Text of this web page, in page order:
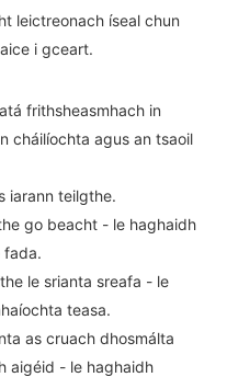
leictreonach íseal chun
i gceart.
frithsheasmhach in
cháilíochta agus an tsaoil
iarann ​​teilgthe.
go beacht - le haghaidh
fada.
le srianta sreafa - le
teasa.
as cruach dhosmálta
aigéid - le haghaidh